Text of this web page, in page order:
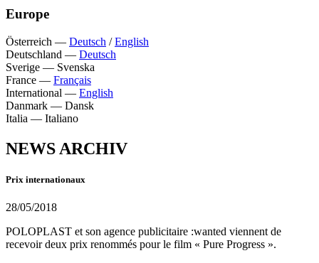
Europe
Österreich — Deutsch /English
Deutschland — Deutsch
Sverige — Svenska
France — Français
International — English
Danmark — Dansk
Italia — Italiano
NEWS ARCHIV
Prix internationaux
28/05/2018
POLOPLAST et son agence publicitaire :wanted viennent de
recevoir deux prix renommés pour le film « Pure Progress ».